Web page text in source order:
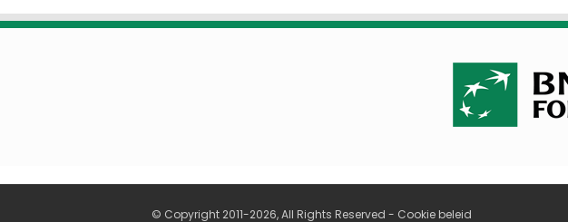
© Copyright 2011-2026, All Rights Reserved - Cookie beleid